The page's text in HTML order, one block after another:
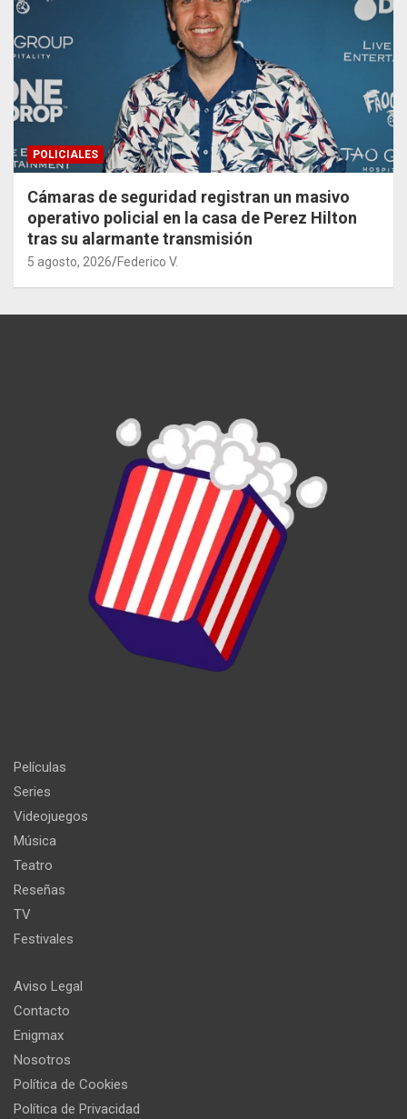
POLICIALES
Cámaras de seguridad registran un masivo
operativo policial en la casa de Perez Hilton
tras su alarmante transmisión
5 agosto, 2026 Federico V.
Películas
Series
Videojuegos
Música
Teatro
Reseñas
TV
Festivales
Aviso Legal
Contacto
Enigmax
Nosotros
Política de Cookies
Política de Privacidad